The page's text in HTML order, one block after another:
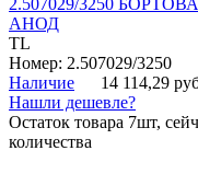
2.507029/3250
АНОД
TL
Номер: 2.507029/3250
Наличие
14 114,29
Нашли дешевле?
Остаток товара 7шт,
количества